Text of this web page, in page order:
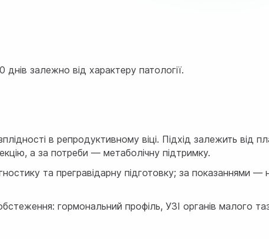
залежно від характеру патології.
в репродуктивному віці. Підхід залежить від
а за потреби — метаболічну підтримку.
та прегравідарну підготовку; за показаннями
гормональний профіль, УЗІ органів малого